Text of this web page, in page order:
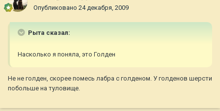
Опубликовано 24 декабря, 2009
Рыта сказал:
Насколько я поняла, это Голден
Не не голден, скорее помесь лабра с голденом. У голденов шерсти
побольше на туловище.